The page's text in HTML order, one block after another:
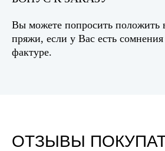
Вы можете попросить положить
пряжи, если у Вас есть
фактуре.
ОТЗЫВЫ